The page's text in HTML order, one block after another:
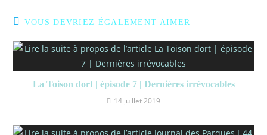
VOUS DEVRIEZ ÉGALEMENT AIMER
La Toison dort | épisode 7 | Dernières irrévocables
14 juillet 2019